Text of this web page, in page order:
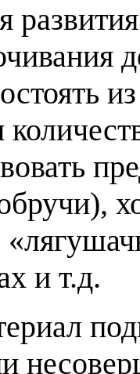
и т.д.